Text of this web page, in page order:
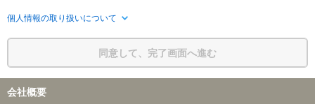
個人情報の取り扱いについて
同意して、完了画面へ進む
会社概要